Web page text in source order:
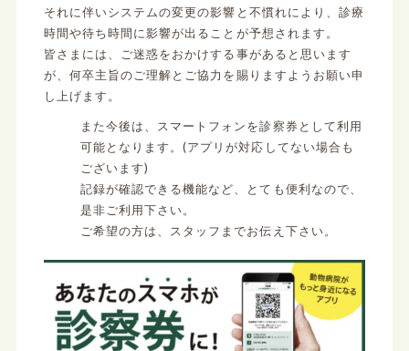
それに伴いシステムの変更の影響と不慣れにより、診療
時間や待ち時間に影響が出ることが予想されます。
皆さまには、ご迷惑をおかけする事があると思います
が、何卒主旨のご理解とご協力を賜りますようお願い申
し上げます。
また今後は、スマートフォンを診察券として利用
可能となります。(アプリが対応してない場合も
ございます)
記録が確認できる機能など、とても便利なので、
是非ご利用下さい。
ご希望の方は、スタッフまでお伝え下さい。